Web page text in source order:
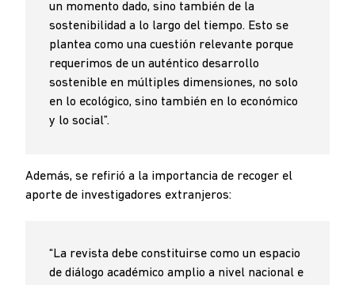
un momento dado, sino también de la
sostenibilidad a lo largo del tiempo. Esto se
plantea como una cuestión relevante porque
requerimos de un auténtico desarrollo
sostenible en múltiples dimensiones, no solo
en lo ecológico, sino también en lo económico
y lo social”.
Además, se refirió a la importancia de recoger el
aporte de investigadores extranjeros:
“La revista debe constituirse como un espacio
de diálogo académico amplio a nivel nacional e